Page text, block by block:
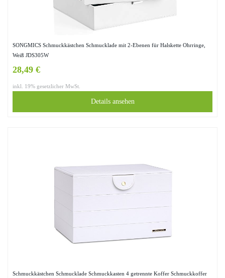
SONGMICS Schmuckkästchen Schmucklade mit 2-Ebenen für Halskette Ohrringe,
Weiß JDS305W
28,49 €
inkl. 19% gesetzlicher MwSt.
Details ansehen
Schmuckkästchen Schmucklade Schmuckkasten 4 getrennte Koffer Schmuckkoffer